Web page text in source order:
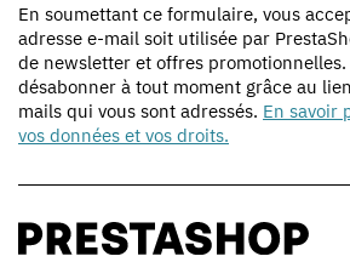
En soumettant ce formulaire, vous
adresse e-mail soit utilisée par
de newsletter et offres promotionnelles.
désabonner à tout moment grâce au
mails qui vous sont adressés. En savoir
vos données et vos droits.